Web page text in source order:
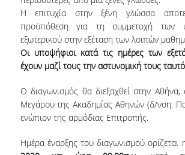
ΜΑΘΗΜΑΤΑ
ΜΑΘΗΜΑΤΑ ΕΛΕΥΘΕΡΗΣ
ΑΛΛΑ ΤΜΗΜΑΤΑ
ΠΡΟΓΡΑΜΜΑ ERASMUS+
Η επιτυχία στην ξένη γλώσσα
προϋπόθεση για τη συμμετοχή των
εξωτερικού στην εξέταση των λοιπών
Οι υποψήφιοι κατά τις ημέρες των
έχουν μαζί τους την αστυνομική τους
O διαγωνισμός θα διεξαχθεί στην
Μεγάρου της Ακαδημίας Αθηνών (δ/νση:
ενώπιον της αρμόδιας Επιτροπής.
Ημέρα έναρξης του διαγωνισμού ορίζεται